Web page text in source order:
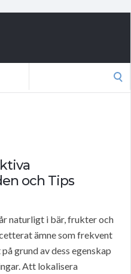
och Tips
naturligt i bär, frukter och
ämne som frekvent
grund av dess egenskap
Att lokalisera